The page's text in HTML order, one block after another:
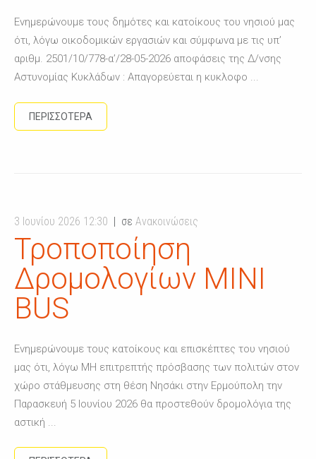
Ενημερώνουμε τους δημότες και κατοίκους του νησιού μας
ότι, λόγω οικοδομικών εργασιών και σύμφωνα με τις υπ’
αριθμ. 2501/10/778-α’/28-05-2026 αποφάσεις της Δ/νσης
Αστυνομίας Κυκλάδων : Απαγορεύεται η κυκλοφο ...
ΠΕΡΙΣΣΟΤΕΡΑ
3 Ιουνίου 2026 12:30 σε Ανακοινώσεις
Τροποποίηση
Δρομολογίων MINI
BUS
Ενημερώνουμε τους κατοίκους και επισκέπτες του νησιού
μας ότι, λόγω ΜΗ επιτρεπτής πρόσβασης των πολιτών στον
χώρο στάθμευσης στη θέση Νησάκι στην Ερμούπολη την
Παρασκευή 5 Ιουνίου 2026 θα προστεθούν δρομολόγια της
αστική ...